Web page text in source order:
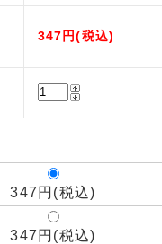
347円(税込)
347円(税込)
347円(税込)